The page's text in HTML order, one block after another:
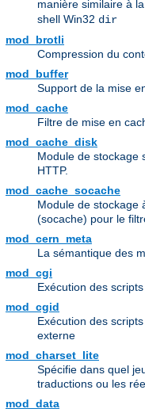
manière similaire à
shell Win32 dir
mod_brotli
Compression du
mod_buffer
Support de la mise
mod_cache
Filtre de mise en
mod_cache_disk
Module de stockage
HTTP.
mod_cache_socache
Module de stockage
(socache) pour le
mod_cern_meta
La sémantique des
mod_cgi
Exécution des
mod_cgid
Exécution des
externe
mod_charset_lite
Spécifie dans quel
traductions ou les
mod_data